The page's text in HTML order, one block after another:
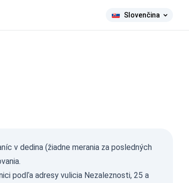
Slovenčina
v dedina (žiadne merania za posledných
podľa adresy vulicia Nezaleznosti, 25 a